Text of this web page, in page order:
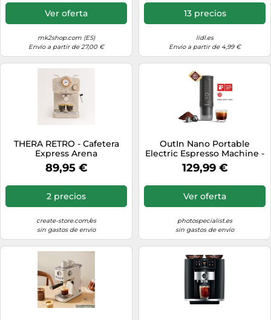
Ver oferta
mk2shop.com (ES)
Envío a partir de 27,00 €
13 precios
lidl.es
Envío a partir de 4,99 €
THERA RETRO - Cafetera
Express Arena
89,95 €
2 precios
create-store.com/es
sin gastos de envío
OutIn Nano Portable
Electric Espresso Machine -
Gris Espacial
129,99 €
Ver oferta
photospecialist.es
sin gastos de envío